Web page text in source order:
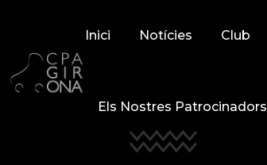
content
Inici Notícies Club
Els Nostres Patrocinadors